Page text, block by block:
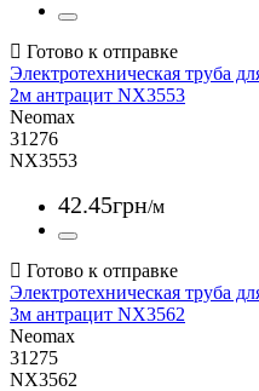
Электротехническая труба
2м антрацит NX3553
Neomax
31276
NX3553
42.45грн/м
Электротехническая труба
3м антрацит NX3562
Neomax
31275
NX3562